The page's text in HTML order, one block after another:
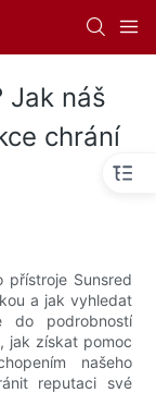
Jak náš
chrání
přístroje Sunsred
a jak vyhledat
do podrobností
jak získat pomoc
našeho
reputaci své